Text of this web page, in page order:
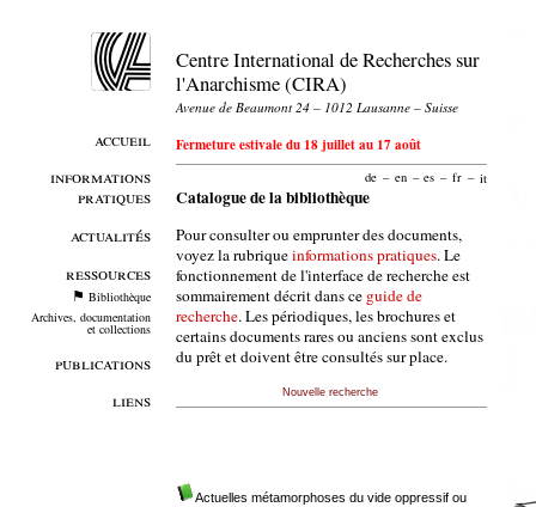
accueil
informations
pratiques
actualités
ressources
Bibliothèque
Archives, documentation
et collections
publications
liens
Centre International de Recherches sur
l'Anarchisme (CIRA)
Avenue de Beaumont 24 – 1012 Lausanne – Suisse
Fermeture estivale du 18 juillet au 17 août
de – en – es – fr – it
Catalogue de la bibliothèque
Pour consulter ou emprunter des documents,
voyez la rubriqueinformations pratiques. Le
fonctionnement de l'interface de recherche est
sommairement décrit dans ce guide de
recherche. Les périodiques, les brochures et
certains documents rares ou anciens sont exclus
du prêt et doivent être consultés sur place.
Nouvelle recherche
Actuelles métamorphoses du vide oppressif ou